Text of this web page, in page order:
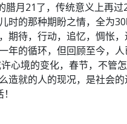
腊月21了，传统意义上再
时的那种期盼之情，全为
期待，行动，追忆，惆怅
年的循环，但回顾至今，
心境的变化，春节，不管
造就的人的现况，是社会